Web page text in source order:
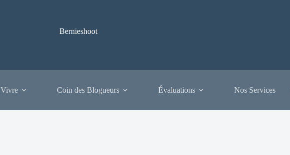
Bernieshoot
Coin des Blogueurs Évaluations Nos Services